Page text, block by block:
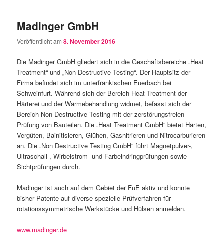
Madinger GmbH
Veröffentlicht am8. November 2016
Die Madinger GmbH gliedert sich in die Geschäftsbereiche „Heat
Treatment“ und „Non Destructive Testing“. Der Hauptsitz der
Firma befindet sich im unterfränkischen Euerbach bei
Schweinfurt. Während sich der Bereich Heat Treatment der
Härterei und der Wärmebehandlung widmet, befasst sich der
Bereich Non Destructive Testing mit der zerstörungsfreien
Prüfung von Bauteilen. Die „Heat Treatment GmbH“ bietet Härten,
Vergüten, Bainitisieren, Glühen, Gasnitrieren und Nitrocarburieren
an. Die „Non Destructive Testing GmbH“ führt Magnetpulver-,
Ultraschall-, Wirbelstrom- und Farbeindringprüfungen sowie
Sichtprüfungen durch.
Madinger ist auch auf dem Gebiet der FuE aktiv und konnte
bisher Patente auf diverse spezielle Prüfverfahren für
rotationssymmetrische Werkstücke und Hülsen anmelden.
www.madinger.de